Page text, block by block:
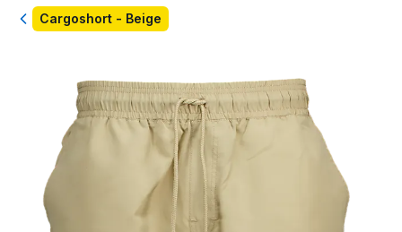
TerugCargoshort - Beige